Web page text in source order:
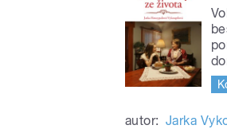
autor: Jarka